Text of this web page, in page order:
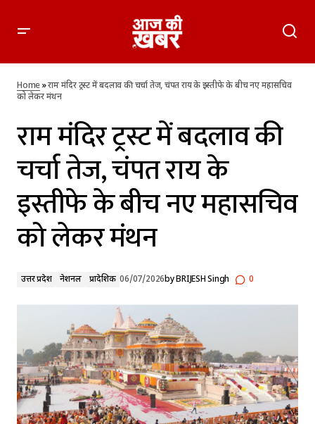
महासचिव को लेकर मंथन
Home»राम मंदिर ट्रस्ट में बदलाव की चर्चा तेज, चंपत राय के इस्तीफे के बीच नए महासचिव
को लेकर मंथन
राम मंदिर ट्रस्ट में बदलाव की
चर्चा तेज, चंपत राय के
इस्तीफे के बीच नए महासचिव
को लेकर मंथन
उत्तर प्रदेश नेशनल प्रादेशिक 06/07/2026byBRIJESH Singh 0